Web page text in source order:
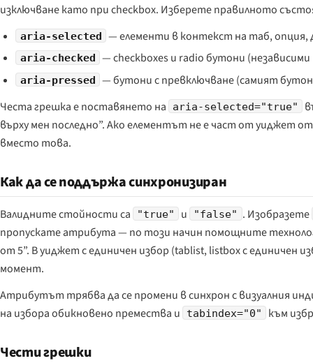
изключване като при checkbox. Изберете правилното
aria-selected — елементи в контекст на таб, опция,
aria-checked — checkboxes и radio бутони (независими
aria-pressed — бутони с превключване (самият
Честа грешка е поставянето на
aria-selected="true"
върху мен последно”. Ако елементът не е част от уиджет
вместо това.
Как да се поддържа синхронизиран
Валидните стойности са "true" и "false" . Изобразете
пропускате атрибута — по този начин помощните
от 5”. В уиджет с единичен избор (tablist, listbox с единичен
момент.
Атрибутът трябва да се промени в синхрон с визуалния
на избора обикновено премества и
tabindex="0" към
Чести грешки